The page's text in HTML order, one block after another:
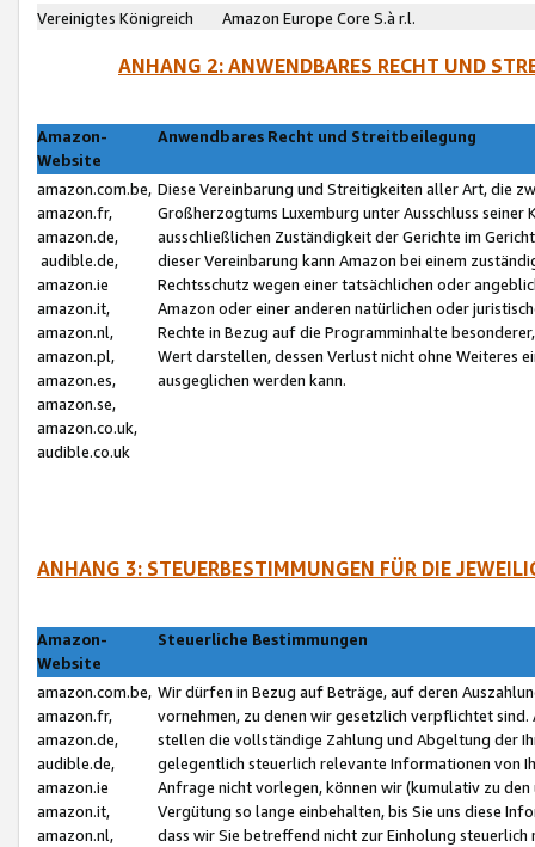
Vereinigtes Königreich
Amazon Europe Core S.à r.l.
ANHANG 2: ANWENDBARES RECHT UND
Amazon-
Website
Anwendbares Recht und Streitbeilegung
amazon.com.be,
amazon.fr,
amazon.de,
audible.de,
amazon.ie
amazon.it,
amazon.nl,
amazon.pl,
amazon.es,
amazon.se,
amazon.co.uk,
audible.co.uk
Diese Vereinbarung und Streitigkeiten aller Art, die
Großherzogtums Luxemburg unter Ausschluss
ausschließlichen Zuständigkeit der Gerichte im
dieser Vereinbarung kann Amazon bei einem
Rechtsschutz wegen einer tatsächlichen oder
Amazon oder einer anderen natürlichen oder
Rechte in Bezug auf die Programminhalte
Wert darstellen, dessen Verlust nicht ohne Weiteres
ausgeglichen werden kann.
ANHANG 3: STEUERBESTIMMUNGEN FÜR DIE
Amazon-
Website
Steuerliche Bestimmungen
amazon.com.be,
amazon.fr,
amazon.de,
audible.de,
amazon.ie
amazon.it,
amazon.nl,
Wir dürfen in Bezug auf Beträge, auf deren
vornehmen, zu denen wir gesetzlich verpflichtet
stellen die vollständige Zahlung und Abgeltung der
gelegentlich steuerlich relevante Informationen von
Anfrage nicht vorlegen, können wir (kumulativ zu
Vergütung so lange einbehalten, bis Sie uns diese
dass wir Sie betreffend nicht zur Einholung